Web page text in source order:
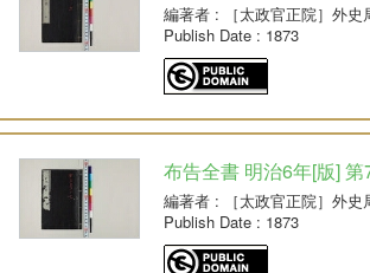
編著者 : ［太政官正院］外史
Publish Date : 1873
布告全書 明治6年[版] 第
編著者 : ［太政官正院］外史
Publish Date : 1873